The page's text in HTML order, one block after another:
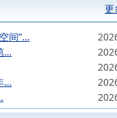
更
间”…
…
…